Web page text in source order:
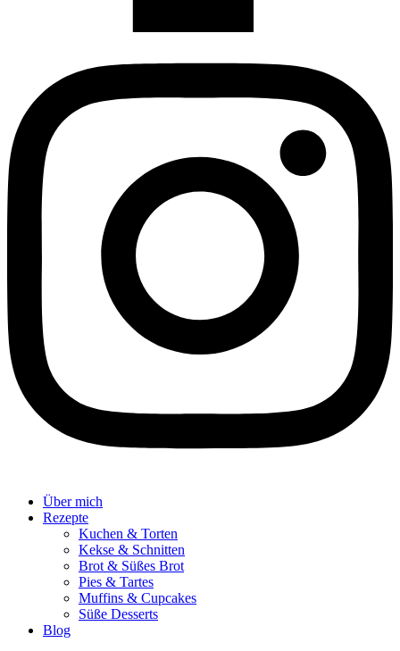
Über mich
Rezepte
Kuchen & Torten
Kekse & Schnitten
Brot & Süßes Brot
Pies & Tartes
Muffins & Cupcakes
Süße Desserts
Blog